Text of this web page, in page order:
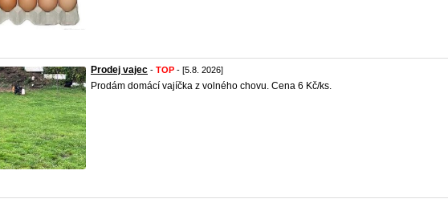
Prodej vajec - TOP - [5.8. 2026]
Prodám domácí vajíčka z volného chovu. Cena 6 Kč/ks.